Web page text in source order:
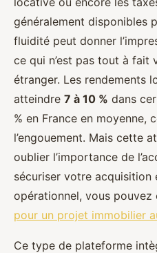
généralement disponibles
fluidité peut donner
ce qui n’est pas tout à fait
étranger. Les rendements
atteindre 7 à 10 % dans
% en France en moyenne,
l’engouement. Mais cette
oublier l’importance de
sécuriser votre acquisition
opérationnel, vous pouvez
pour un projet immobilier
Ce type de plateforme